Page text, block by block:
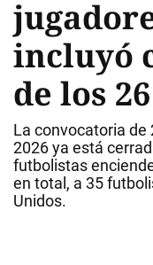
incluyó
de los
La convocatoria de
2026 ya está
futbolistas
en total, a 35
Unidos.